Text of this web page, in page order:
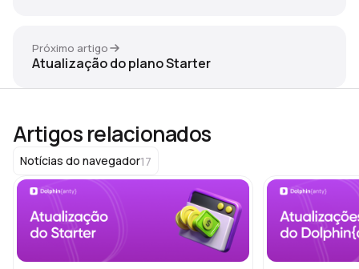
Próximo artigo
Atualização do plano Starter
Artigos relacionados
Notícias do navegador17